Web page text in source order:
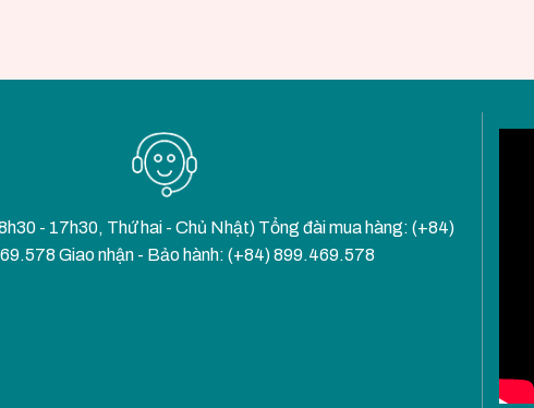
- 17h30, Thứ hai - Chủ Nhật) Tổng đài mua hàng: (+84)
Giao nhận - Bảo hành: (+84) 899.469.578